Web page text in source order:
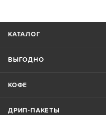
КАТАЛОГ
ВЫГОДНО
КОФЕ
ДРИП-ПАКЕТЫ